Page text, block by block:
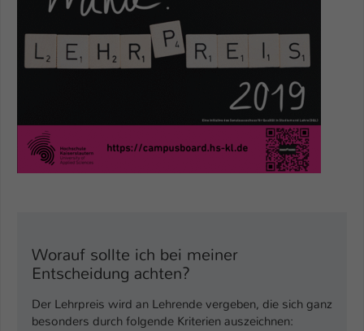
Worauf sollte ich bei meiner
Entscheidung achten?
Der Lehrpreis wird an Lehrende vergeben, die sich ganz
besonders durch folgende Kriterien auszeichnen:
Zweck
Einstellungen. Unter anderem eine zufällig
generierte ID, für die historische
Speicherung Ihrer vorgenommen
Einstellungen, falls der Webseiten-
Name fe_typo_user / PHPSESSID
Anbieter
Cookie von TYPO3. Es speichert im Fall
eines Intranet-Logins die Session-ID. So
kann der eingeloggte Benutzer
wiedererkannt werden und es wird ihm
Zugang zu geschützten Bereichen